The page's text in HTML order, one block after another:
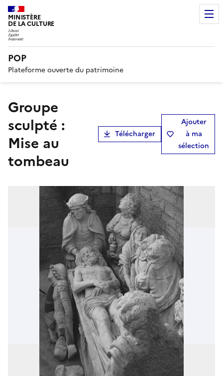
MINISTÈRE
DE LA CULTURE
POP
Plateforme ouverte du patrimoine
groupe
sculpté :
Mise au
tombeau
Télécharger
Ajouter
à ma
sélection